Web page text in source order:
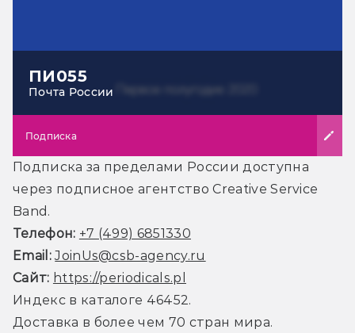
ПИ055
Почта России
Подписка
Подписка за пределами России доступна
через подписное агентство Creative Service
Band.
Телефон: +7 (499) 6851330
Email: JoinUs@csb-agency.ru
Сайт: https://periodicals.pl
Индекс в каталоге 46452.
Доставка в более чем 70 стран мира.